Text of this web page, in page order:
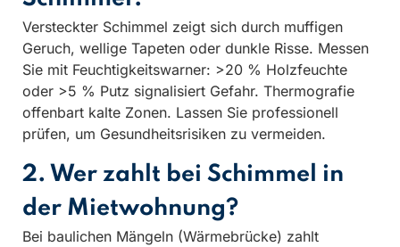
Versteckter Schimmel zeigt sich durch muffigen
Geruch, wellige Tapeten oder dunkle Risse. Messen
Sie mit Feuchtigkeitswarner: >20 % Holzfeuchte
oder >5 % Putz signalisiert Gefahr. Thermografie
offenbart kalte Zonen. Lassen Sie professionell
prüfen, um Gesundheitsrisiken zu vermeiden.
2. Wer zahlt bei Schimmel in
der Mietwohnung?
Bei baulichen Mängeln (Wärmebrücke) zahlt